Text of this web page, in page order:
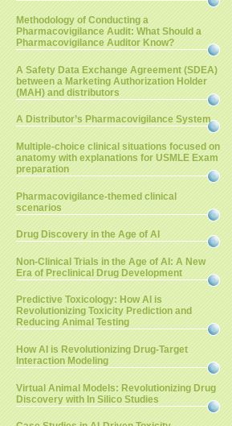
Methodology of Conducting a
Pharmacovigilance Audit: What Should a
Pharmacovigilance Auditor Know?
A Safety Data Exchange Agreement (SDEA)
between a Marketing Authorization Holder
(MAH) and distributors
A Distributor’s Pharmacovigilance System
Multiple-choice clinical situations focused on
anatomy with explanations for USMLE Exam
preparation
Pharmacovigilance-themed clinical
scenarios
Drug Discovery in the Age of AI
Non-Clinical Trials in the Age of AI: A New
Era of Preclinical Drug Development
Predictive Toxicology: How AI is
Revolutionizing Toxicity Prediction and
Reducing Animal Testing
How AI is Revolutionizing Drug-Target
Interaction Modeling
Virtual Animal Models: Revolutionizing Drug
Discovery with In Silico Studies